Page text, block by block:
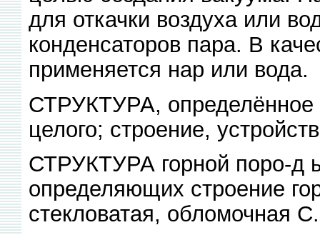
для откачки воздуха или
конденсаторов пара. В
применяется нар или вода.
СТРУКТУРА, определённое
целого; строение,
СТРУКТУРА горной поро-д
определяющих строение
стекловатая, обломочная